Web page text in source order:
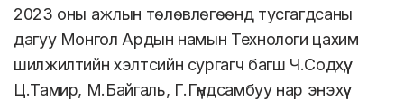
2023 оны ажлын төлөвлөгөөнд тусгагдсаны
дагуу Монгол Ардын намын Технологи цахим
шилжилтийн хэлтсийн сургагч багш Ч.Содхүү,
Ц.Тамир, М.Байгаль, Г.Гүндсамбуу нар энэхүү